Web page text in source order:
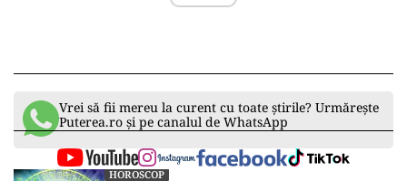
Vrei să fii mereu la curent cu toate știrile? Urmărește
Puterea.ro și pe canalul de WhatsApp
HOROSCOP